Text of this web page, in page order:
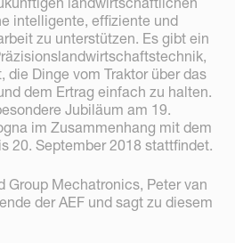
intelligente, effiziente und
zu unterstützen. Es gibt ein
die Dinge vom Traktor über das
dem Ertrag einfach zu halten.
Jubiläum am 19.
im Zusammenhang mit dem
20. September 2018 stattfindet.
Group Mechatronics, Peter van
der AEF und sagt zu diesem